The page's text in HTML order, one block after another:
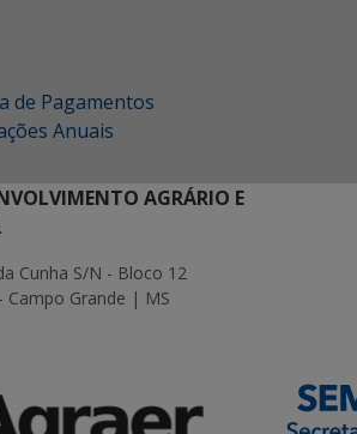
de Pagamentos
Anuais
AGRÁRIO E
Cunha S/N - Bloco 12
Campo Grande | MS